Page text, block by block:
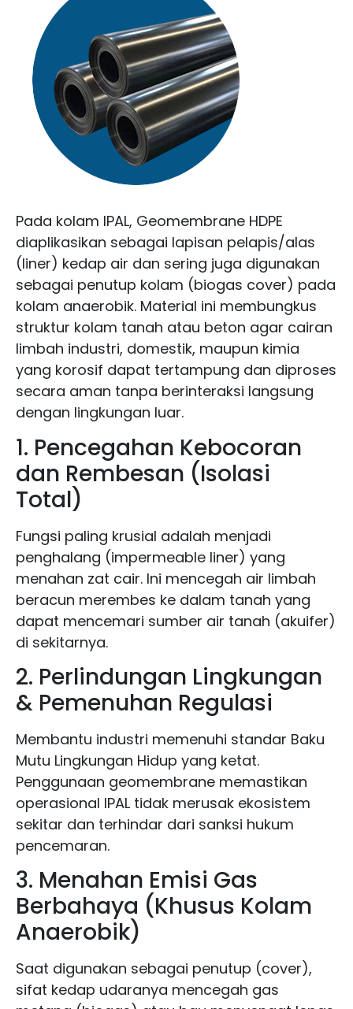
Pada kolam IPAL, Geomembrane HDPE
diaplikasikan sebagai lapisan pelapis/alas
(liner) kedap air dan sering juga digunakan
sebagai penutup kolam (biogas cover) pada
kolam anaerobik. Material ini membungkus
struktur kolam tanah atau beton agar cairan
limbah industri, domestik, maupun kimia
yang korosif dapat tertampung dan diproses
secara aman tanpa berinteraksi langsung
dengan lingkungan luar.
1. Pencegahan Kebocoran
dan Rembesan (Isolasi
Total)
Fungsi paling krusial adalah menjadi
penghalang (impermeable liner) yang
menahan zat cair. Ini mencegah air limbah
beracun merembes ke dalam tanah yang
dapat mencemari sumber air tanah (akuifer)
di sekitarnya.
2. Perlindungan Lingkungan
& Pemenuhan Regulasi
Membantu industri memenuhi standar Baku
Mutu Lingkungan Hidup yang ketat.
Penggunaan geomembrane memastikan
operasional IPAL tidak merusak ekosistem
sekitar dan terhindar dari sanksi hukum
pencemaran.
3. Menahan Emisi Gas
Berbahaya (Khusus Kolam
Anaerobik)
Saat digunakan sebagai penutup (cover),
sifat kedap udaranya mencegah gas